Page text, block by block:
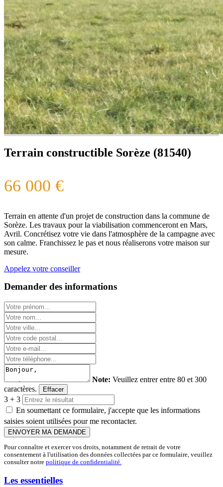
Terrain constructible Sorèze (81540)
66 000 €
Terrain en attente d'un projet de construction dans la commune de
Sorèze. Les travaux pour la viabilisation commenceront en Mars,
Avril. Concrétisez votre vie dans l'atmosphère de la campagne avec
son calme. Franchissez le pas et nous réaliserons votre maison sur
mesure.
Appelez votre conseiller
Demander des informations
Note: Veuillez entrer entre 80 et 300
caractères.
Effacer
3 + 3
En soumettant ce formulaire, j'accepte que les informations
saisies soient utilisées pour me recontacter.
ENVOYER MA DEMANDE
Pour connaître et exercer vos droits, notamment de retrait de votre
consentement à l'utilisation des données collectées par ce formulaire, veuillez
consulter notre politique de confidentialité.
Les essentielles